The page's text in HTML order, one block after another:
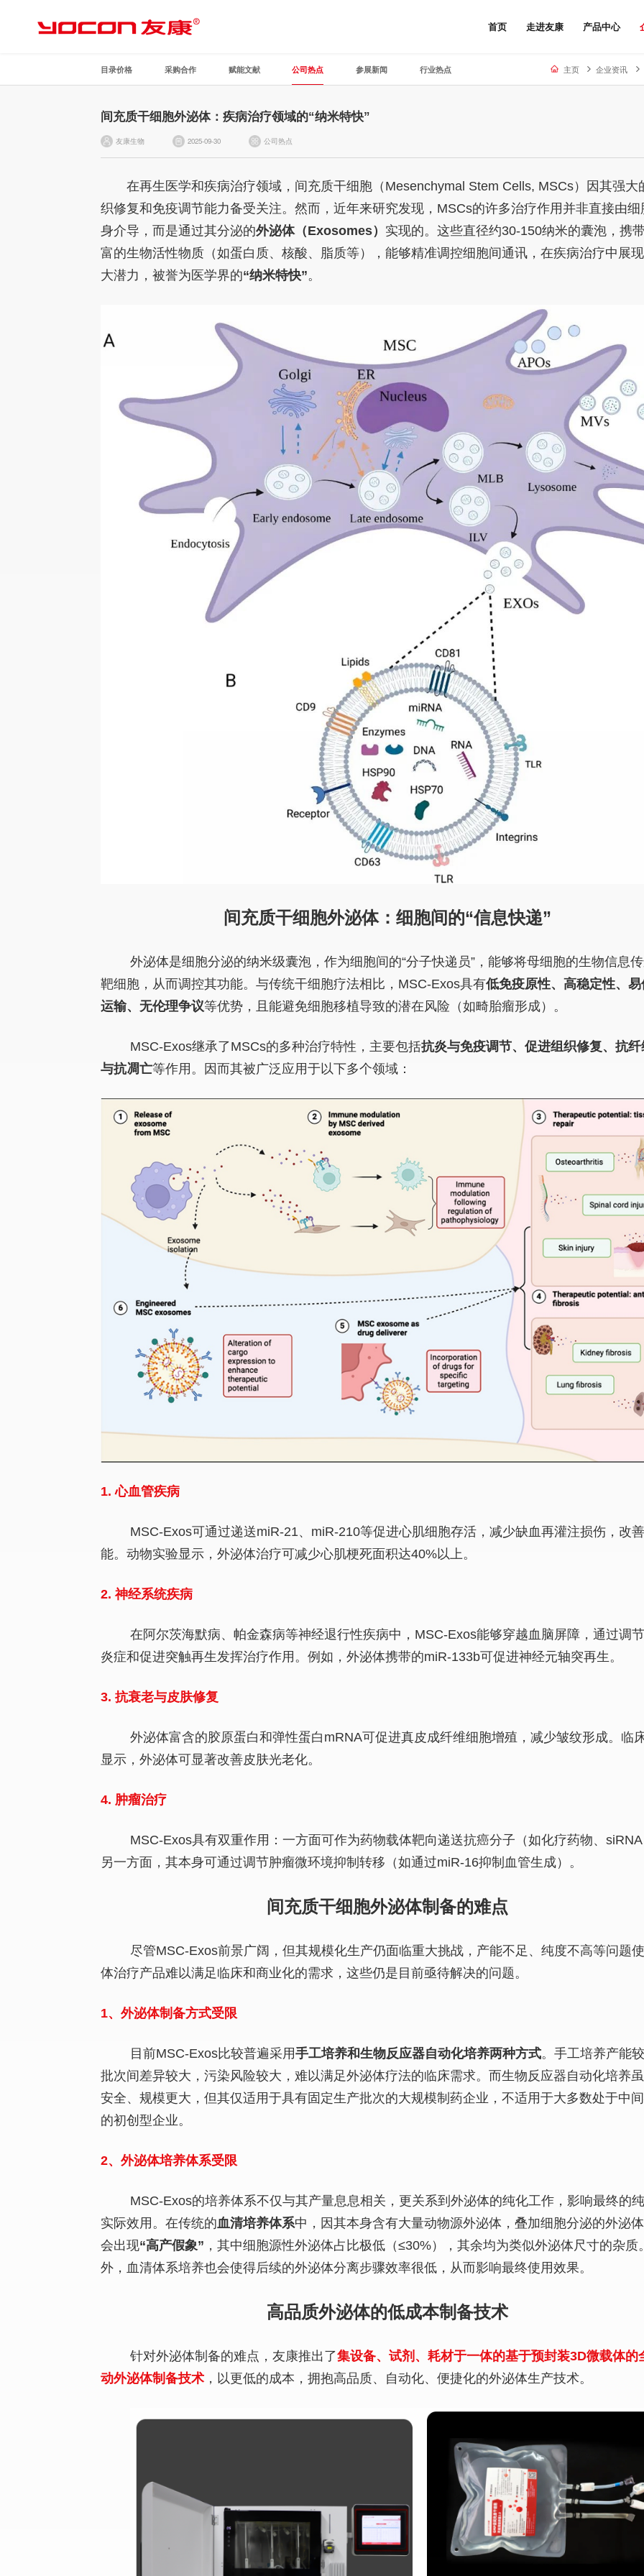
首页 走进友康 产品中心
主页 企业资讯
目录价格 采购合作 赋能文献 公司热点 参展新闻 行业热点
间充质干细胞外泌体：疾病治疗领域的“纳米特快”
友康生物 2025-09-30 公司热点
在再生医学和疾病治疗领域，间充质干细胞（Mesenchymal Stem Cells, MSCs）因其强大
织修复和免疫调节能力备受关注。然而，近年来研究发现，MSCs的许多治疗作用并非直接由细
身介导，而是通过其分泌的外泌体（Exosomes） 实现的。这些直径约30-150纳米的囊泡，携
富的生物活性物质（如蛋白质、核酸、脂质等），能够精准调控细胞间通讯，在疾病治疗中展
大潜力，被誉为医学界的“纳米特快”。
间充质干细胞外泌体：细胞间的“信息快递”
外泌体是细胞分泌的纳米级囊泡，作为细胞间的“分子快递员”，能够将母细胞的生物信息
靶细胞，从而调控其功能。与传统干细胞疗法相比，MSC-Exos具有低免疫原性、高稳定性、易
运输、无伦理争议等优势，且能避免细胞移植导致的潜在风险（如畸胎瘤形成）。
MSC-Exos继承了MSCs的多种治疗特性，主要包括抗炎与免疫调节、促进组织修复、抗纤
与抗凋亡等作用。因而其被广泛应用于以下多个领域：
1. 心血管疾病
MSC-Exos可通过递送miR-21、miR-210等促进心肌细胞存活，减少缺血再灌注损伤，改
能。动物实验显示，外泌体治疗可减少心肌梗死面积达40%以上。
2. 神经系统疾病
在阿尔茨海默病、帕金森病等神经退行性疾病中，MSC-Exos能够穿越血脑屏障，通过调
炎症和促进突触再生发挥治疗作用。例如，外泌体携带的miR-133b可促进神经元轴突再生。
3. 抗衰老与皮肤修复
外泌体富含的胶原蛋白和弹性蛋白mRNA可促进真皮成纤维细胞增殖，减少皱纹形成。临
显示，外泌体可显著改善皮肤光老化。
4. 肿瘤治疗
MSC-Exos具有双重作用：一方面可作为药物载体靶向递送抗癌分子（如化疗药物、
另一方面，其本身可通过调节肿瘤微环境抑制转移（如通过miR-16抑制血管生成）。
间充质干细胞外泌体制备的难点
尽管MSC-Exos前景广阔，但其规模化生产仍面临重大挑战，产能不足、纯度不高等问题
体治疗产品难以满足临床和商业化的需求，这些仍是目前亟待解决的问题。
1、外泌体制备方式受限
目前MSC-Exos比较普遍采用手工培养和生物反应器自动化培养两种方式。手工培养产能
批次间差异较大，污染风险较大，难以满足外泌体疗法的临床需求。而生物反应器自动化培养
安全、规模更大，但其仅适用于具有固定生产批次的大规模制药企业，不适用于大多数处于中
的初创型企业。
2、外泌体培养体系受限
MSC-Exos的培养体系不仅与其产量息息相关，更关系到外泌体的纯化工作，影响最终的
实际效用。在传统的血清培养体系中，因其本身含有大量动物源外泌体，叠加细胞分泌的外泌
会出现“高产假象” ，其中细胞源性外泌体占比极低（≤30%），其余均为类似外泌体尺寸的杂质
外，血清体系培养也会使得后续的外泌体分离步骤效率很低，从而影响最终使用效果。
高品质外泌体的低成本制备技术
针对外泌体制备的难点，友康推出了集设备、试剂、耗材于一体的基于预封装3D微载体的
动外泌体制备技术 ，以更低的成本，拥抱高品质、自动化、便捷化的外泌体生产技术。